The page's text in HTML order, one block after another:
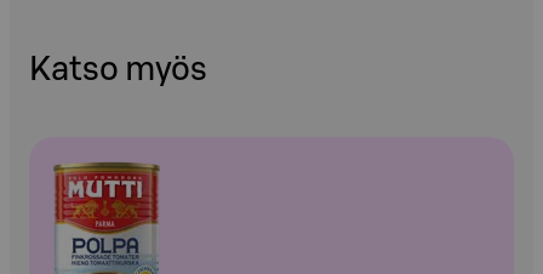
Katso myös